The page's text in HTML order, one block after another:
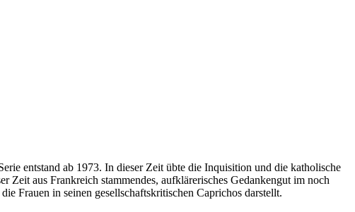
entstand ab 1973. In dieser Zeit übte die Inquisition und die katholische
aus Frankreich stammendes, aufklärerisches Gedankengut im noch
Frauen in seinen gesellschaftskritischen Caprichos darstellt.